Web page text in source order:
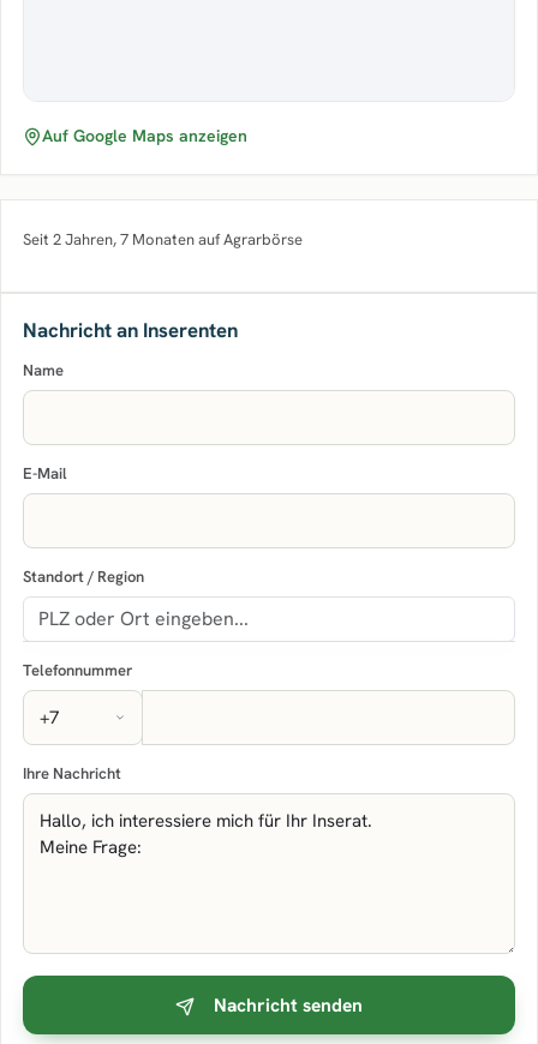
Auf Google Maps anzeigen
Seit 2 Jahren, 7 Monaten auf Agrarbörse
Nachricht an Inserenten
Name
E-Mail
Standort / Region
Telefonnummer
Ihre Nachricht
Nachricht senden